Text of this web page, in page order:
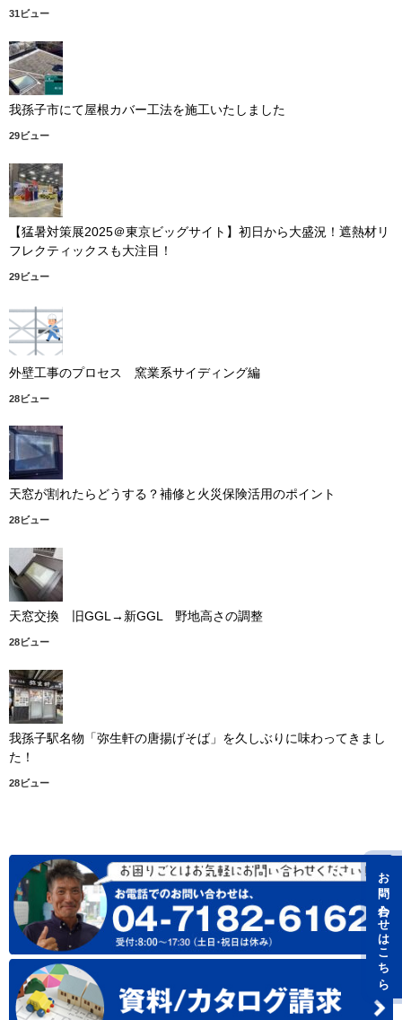
お問い合わせはこちら
31ビュー
我孫子市にて屋根カバー工法を施工いたしました
29ビュー
【猛暑対策展2025＠東京ビッグサイト】初日から大盛況！遮熱材リ
フレクティックスも大注目！
29ビュー
外壁工事のプロセス 窯業系サイディング編
28ビュー
天窓が割れたらどうする？補修と火災保険活用のポイント
28ビュー
天窓交換 旧GGL→新GGL 野地高さの調整
28ビュー
我孫子駅名物「弥生軒の唐揚げそば」を久しぶりに味わってきまし
た！
28ビュー